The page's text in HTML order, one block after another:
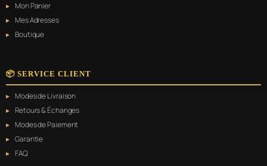
Mon Panier
Mes Adresses
Boutique
📦 SERVICE CLIENT
Modes de Livraison
Retours & Échanges
Modes de Paiement
Garantie
FAQ